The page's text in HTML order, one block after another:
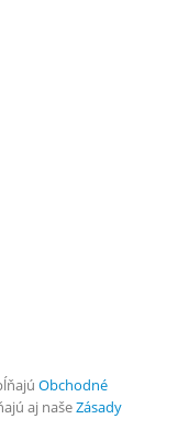
Obchodné
aj našeZásady